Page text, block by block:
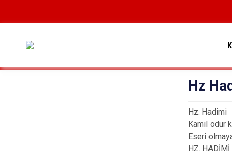
Hz
Hz. Hadimi
Kamil odur
Eseri
HZ. HADİMİ